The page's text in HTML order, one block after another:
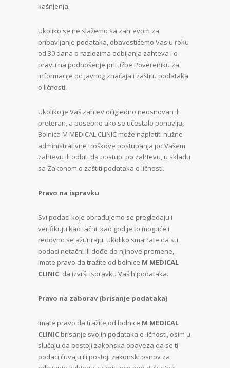
kašnjenja.
Ukoliko se ne slažemo sa zahtevom za
pribavljanje podataka, obavestićemo Vas u roku
od 30 dana o razlozima odbijanja zahteva i o
pravu na podnošenje pritužbe Povereniku za
informacije od javnog značaja i zaštitu podataka
o ličnosti.
Ukoliko je Vaš zahtev očigledno neosnovan ili
preteran, a posebno ako se učestalo ponavlja,
Bolnica M MEDICAL CLINIC može naplatiti nužne
administrativne troškove postupanja po Vašem
zahtevu ili odbiti da postupi po zahtevu, u skladu
sa Zakonom o zaštiti podataka o ličnosti.
Pravo na ispravku
Svi podaci koje obrađujemo se pregledaju i
verifikuju kao tačni, kad god je to moguće i
redovno se ažuriraju. Ukoliko smatrate da su
podaci netačni ili dođe do njihove promene,
imate pravo da tražite od bolnice M MEDICAL
CLINIC da izvrši ispravku Vaših podataka.
Pravo na zaborav (brisanje podataka)
Imate pravo da tražite od bolnice M MEDICAL
CLINIC brisanje svojih podataka o ličnosti, osim u
slučaju da postoji zakonska obaveza da se ti
podaci čuvaju ili postoji zakonski osnov za